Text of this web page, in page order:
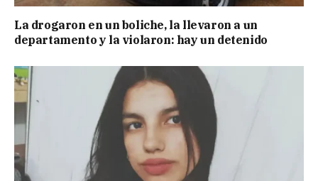
La drogaron en un boliche, la llevaron a un
departamento y la violaron: hay un detenido